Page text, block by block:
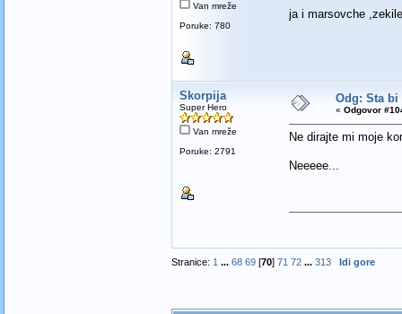
Van mreže
Poruke: 780
ja i marsovche
Skorpija
Super Hero
Van mreže
Poruke: 2791
Odg: Sta
« Odgovor
Ne dirajte mi moje
Neeeee...
Stranice: 1 ... 68 69[70] 71 72 ... 313 Idi gore